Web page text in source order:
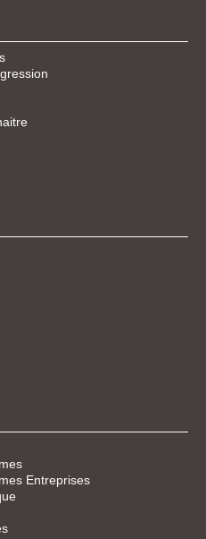
Entreprises